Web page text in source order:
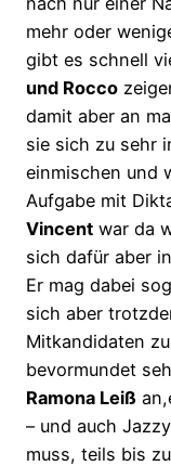
mehr oder
gibt es schnell
und Rocco
damit aber an
sie sich zu sehr
einmischen und
Aufgabe mit
Vincent war da
sich dafür aber
Er mag dabei
sich aber
Mitkandidaten
bevormundet
Ramona Leiß
– und auch
muss, teils bis